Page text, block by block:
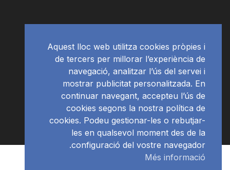
RàdioNews
Aquest lloc web utilitza cookies pròpies i
de tercers per millorar l’experiència de
navegació, analitzar l’ús del servei i
mostrar publicitat personalitzada. En
continuar navegant, accepteu l’ús de
cookies segons la nostra política de
cookies. Podeu gestionar-les o rebutjar-
les en qualsevol moment des de la
configuració del vostre navegador.
Més informació